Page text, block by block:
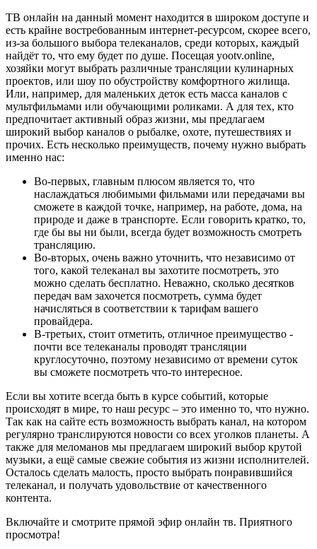
ТВ онлайн на данный момент находится в широком доступе и
есть крайне востребованным интернет-ресурсом, скорее всего,
из-за большого выбора телеканалов, среди которых, каждый
найдёт то, что ему будет по душе. Посещая yootv.online,
хозяйки могут выбрать различные трансляции кулинарных
проектов, или шоу по обустройству комфортного жилища.
Или, например, для маленьких деток есть масса каналов с
мультфильмами или обучающими роликами. А для тех, кто
предпочитает активный образ жизни, мы предлагаем
широкий выбор каналов о рыбалке, охоте, путешествиях и
прочих. Есть несколько преимуществ, почему нужно выбрать
именно нас:
Во-первых, главным плюсом является то, что
наслаждаться любимыми фильмами или передачами вы
сможете в каждой точке, например, на работе, дома, на
природе и даже в транспорте. Если говорить кратко, то,
где бы вы ни были, всегда будет возможность смотреть
трансляцию.
Во-вторых, очень важно уточнить, что независимо от
того, какой телеканал вы захотите посмотреть, это
можно сделать бесплатно. Неважно, сколько десятков
передач вам захочется посмотреть, сумма будет
начисляться в соответствии к тарифам вашего
провайдера.
В-третьих, стоит отметить, отличное преимущество -
почти все телеканалы проводят трансляции
круглосуточно, поэтому независимо от времени суток
вы сможете посмотреть что-то интересное.
Если вы хотите всегда быть в курсе событий, которые
происходят в мире, то наш ресурс – это именно то, что нужно.
Так как на сайте есть возможность выбрать канал, на котором
регулярно транслируются новости со всех уголков планеты. А
также для меломанов мы предлагаем широкий выбор крутой
музыки, а ещё самые свежие события из жизни исполнителей.
Осталось сделать малость, просто выбрать понравившийся
телеканал, и получать удовольствие от качественного
контента.
Включайте и смотрите прямой эфир онлайн тв. Приятного
просмотра!